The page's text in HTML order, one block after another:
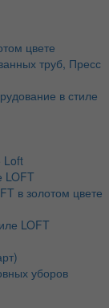
цвете
труб, Пресс
в стиле
Loft
LOFT
в золотом цвете
LOFT
уборов